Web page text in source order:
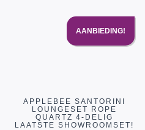
AANBIEDING!
APPLEBEE SANTORINI
LOUNGESET ROPE
QUARTZ 4-DELIG
LAATSTE SHOWROOMSET!